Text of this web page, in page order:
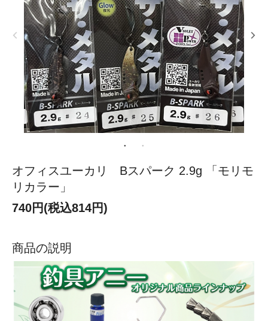
オフィスユーカリ Bスパーク 2.9g 「モリモ
リカラー」
740円(税込814円)
商品の説明